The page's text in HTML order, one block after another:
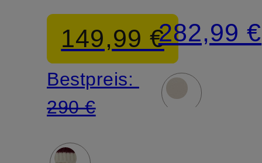
PLIAGE
149,99 €
Bestpreis:
290 €
PLIAGE
XTRA
282,99 €